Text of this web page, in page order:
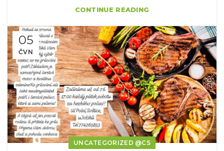
CONTINUE READING
05
ČVN
UNCATEGORIZED @CS